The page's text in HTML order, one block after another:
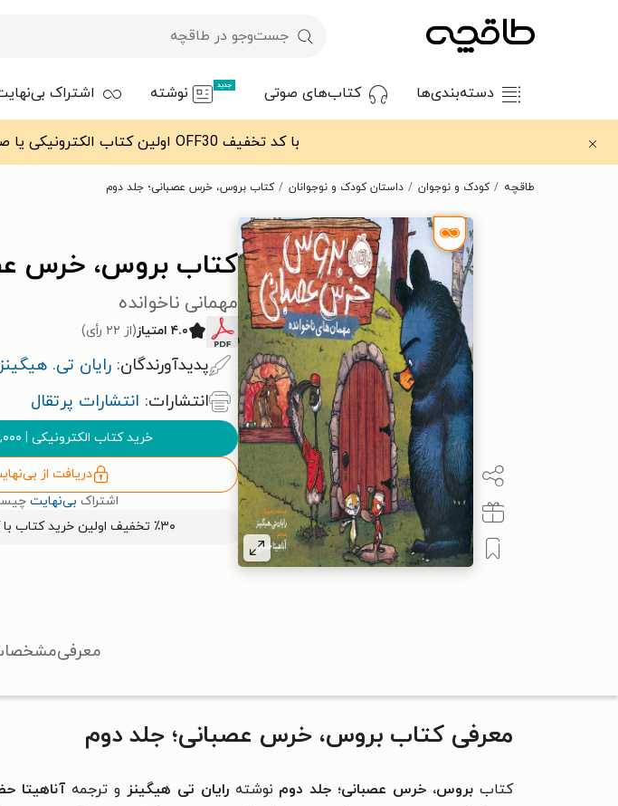
دسته‌بندی‌ها کتاب‌های صوتی جدید نوشته اشتراک
با کد تخفیف OFF30 اولین کتاب الکترونیکی یا صوتی‌ات را با ۳۰٪ تخفیف از طاقچه دریافت کن.
طاقچه کودک و نوجوان داستان کودک و نوجوانان کتاب بروس، خرس عصبانی؛ جلد دوم
کتاب بروس، خرس
مهمانی ناخوانده
۴.۰ امتیاز (از ۲۲ رأی)
پدیدآورندگان: رایان تی. هیگینز
انتشارات: انتشارات پرتقال
خرید کتاب الکترونیکی
دریافت از
اشتراک بی‌نهایت
٪۳۰ تخفیف اولین خرید کتاب با کد
معرفی
معرفی کتاب بروس، خرس عصبانی؛ جلد دوم
کتاب بروس، خرس عصبانی؛ جلد دوم نوشتهرایان تی هیگینز و ترجمه آناهیتا